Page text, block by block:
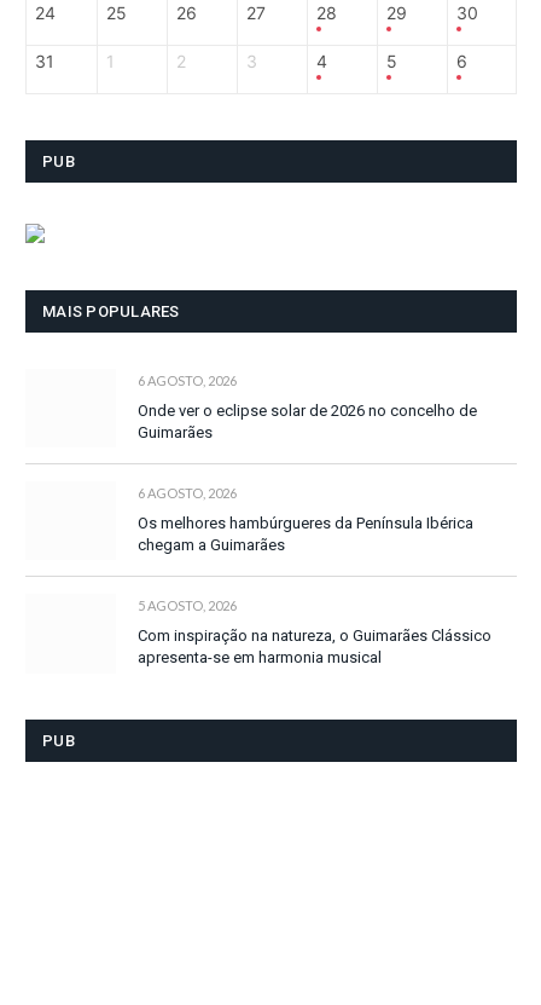
24 25 26 27 28 29 30
31 1 2 3 4 5 6
PUB
MAIS POPULARES
6 AGOSTO, 2026
Onde ver o eclipse solar de 2026 no concelho de
Guimarães
6 AGOSTO, 2026
Os melhores hambúrgueres da Península Ibérica
chegam a Guimarães
5 AGOSTO, 2026
Com inspiração na natureza, o Guimarães Clássico
apresenta-se em harmonia musical
PUB